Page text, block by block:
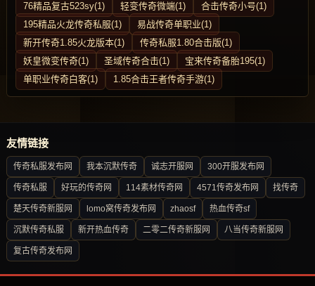
76精品复古523sy(1)
轻变传奇微端(1)
合击传奇小号(1)
195精品火龙传奇私服(1)
易战传奇单职业(1)
新开传奇1.85火龙版本(1)
传奇私服1.80合击版(1)
妖皇微变传奇(1)
圣域传奇合击(1)
宝来传奇备胎195(1)
单职业传奇白客(1)
1.85合击王者传奇手游(1)
友情链接
传奇私服发布网 我本沉默传奇 诚志开服网 300开服发布网
传奇私服 好玩的传奇网 114素材传奇网 4571传奇发布网 找传奇
楚天传奇新服网 lomo窝传奇发布网 zhaosf 热血传奇sf
沉默传奇私服 新开热血传奇 二零二传奇新服网 八当传奇新服网
复古传奇发布网